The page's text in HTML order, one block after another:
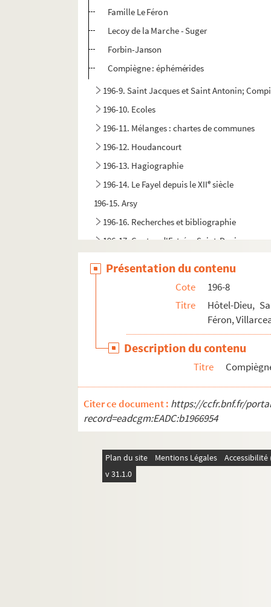
Famille Le Féron
Lecoy de la Marche - Suger
Forbin-Janson
Compiègne : éphémérides
196-9. Saint Jacques et Saint Antonin;
196-10. Ecoles
196-11. Mélanges : chartes de communes
196-12. Houdancourt
196-13. Hagiographie
196-14. Le Fayel depuis le XIIe siècle
196-15. Arsy
196-16. Recherches et bibliographie
196-17. Canton d'Estrées Saint-Denis
Présentation du contenu
Cote
196-8
Titre
Hôtel-Dieu,
Féron,
Description du contenu
Titre
Citer ce document : https://ccfr.bnf.fr/
record=eadcgm:EADC:b1966954
Plan du site Mentions Légales
v 31.1.0